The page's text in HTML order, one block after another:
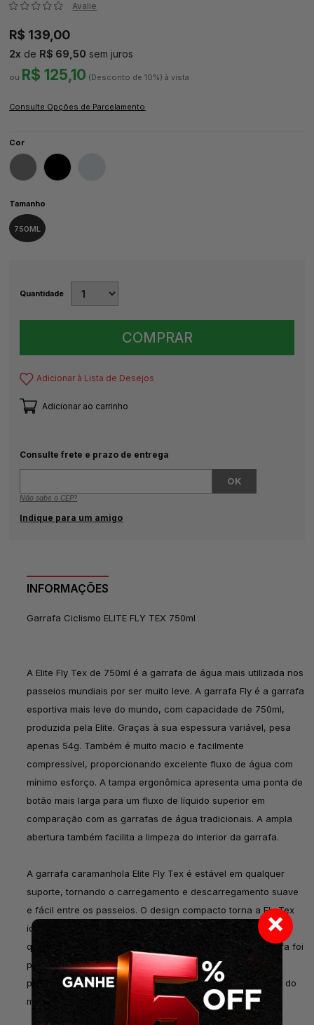
Avalie
R$ 139,00
2x de R$ 69,50 sem juros
R$ 125,10 (Desconto de 10%)
Cor
Tamanho
750ML
Quantidade
COMPRAR
Adicionar à Lista de Desejos
Adicionar ao carrinho
Consulte frete e prazo de entrega
Não sabe o CEP?
Indique para um amigo
INFORMAÇÕES
Garrafa Ciclismo ELITE FLY TEX 750ml
A Elite Fly Tex de 750ml é a garrafa de água mais utilizada nos
passeios mundiais por ser muito leve. A garrafa Fly é a garrafa
esportiva mais leve do mundo, com capacidade de 750ml,
produzida pela Elite. Graças à sua espessura variável, pesa
apenas 54g. Também é muito macio e facilmente
compressível, proporcionando excelente fluxo de água com
mínimo esforço. A tampa ergonômica apresenta uma ponta de
botão mais larga para um fluxo de líquido superior em
comparação com as garrafas de água tradicionais. A ampla
abertura também facilita a limpeza do interior da garrafa.
A garrafa caramanhola Elite Fly Tex é estável em qualquer
suporte, tornando o carregamento e descarregamento suave
e fácil entre os passeios. O design compacto torna a Fly Tex
ideal para bicicletas de estrada, mountain bikes e MTBs de
quadro pequeno. O design prático e sustentável da garrafa foi
projetado para eliminar o excesso de material durante a
produção, criando o produto mais leve e sem desperdício do
mercado.
×